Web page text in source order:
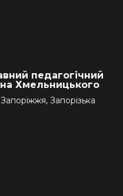
педагогічний
Хмельницького
Запорізька